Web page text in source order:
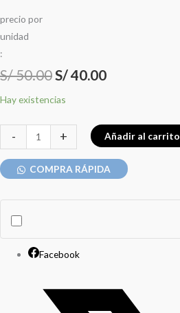
precio por
unidad
:
S/50.00S/40.00
Hay existencias
- + Añadir al carrito
COMPRA RÁPIDA
Facebook